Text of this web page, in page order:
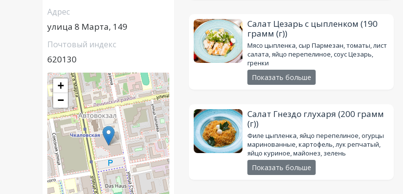
Адрес
улица 8 Марта, 149
Почтовый индекс
620130
+
−
Салат Цезарь с цыпленком (190
грамм (г))
Мясо цыпленка, сыр Пармезан, томаты, лист
салата, яйцо перепелиное, соус Цезарь,
гренки
Показать больше
Салат Гнездо глухаря (200 грамм
(г))
Филе цыпленка, яйцо перепелиное, огурцы
маринованные, картофель, лук репчатый,
яйцо куриное, майонез, зелень
Показать больше